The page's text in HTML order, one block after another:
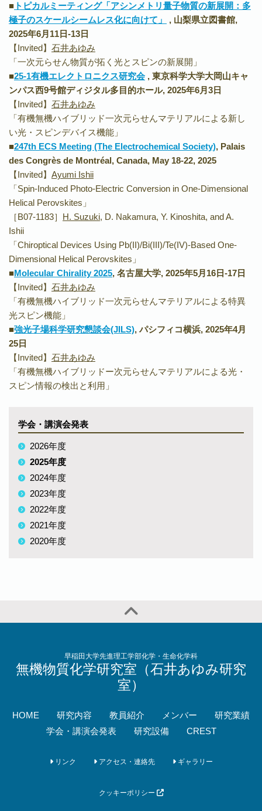
■ トピカルミーティング「アシンメトリ量子物質の新展開：多
極子のスケールシームレス化に向けて」
, 山梨県立図書館,
2025年6月11日-13日
【Invited】 石井あゆみ
「⼀次元らせん物質が拓く光とスピンの新展開」
■25-1有機エレクトロニクス研究会 , 東京科学大学大岡山キャ
ンパス西9号館ディジタル多目的ホール, 2025年6月3日
【Invited】 石井あゆみ
「有機無機ハイブリッド一次元らせんマテリアルによる新し
い光・スピンデバイス機能」
■247th ECS Meeting (The Electrochemical Society), Palais
des Congrès de Montréal, Canada, May 18-22, 2025
【Invited】 Ayumi Ishii
「Spin-Induced Photo-Electric Conversion in One-Dimensional
Helical Perovskites」
［B07-1183］ H. Suzuki, D. Nakamura, Y. Kinoshita, and A.
Ishii
「Chiroptical Devices Using Pb(II)/Bi(III)/Te(IV)-Based One-
Dimensional Helical Perovskites」
■Molecular Chirality 2025, 名古屋大学, 2025年5月16日-17日
【Invited】 石井あゆみ
「有機無機ハイブリッド一次元らせんマテリアルによる特異
光スピン機能」
■強光子場科学研究懇談会(JILS), パシフィコ横浜, 2025年4月
25日
【Invited】 石井あゆみ
「有機無機ハイブリッドー次元らせんマテリアルによる光・
スピン情報の検出と利用」
学会・講演会発表
2026年度
2025年度
2024年度
2023年度
2022年度
2021年度
2020年度
早稲田大学先進理工学部化学・生命化学科
無機物質化学研究室（石井あゆみ研究
室）
HOME 研究内容 教員紹介 メンバー
研究業績
学会・講演会発表
研究設備 CREST
リンク アクセス・連絡先 ギャラリー
クッキーポリシー